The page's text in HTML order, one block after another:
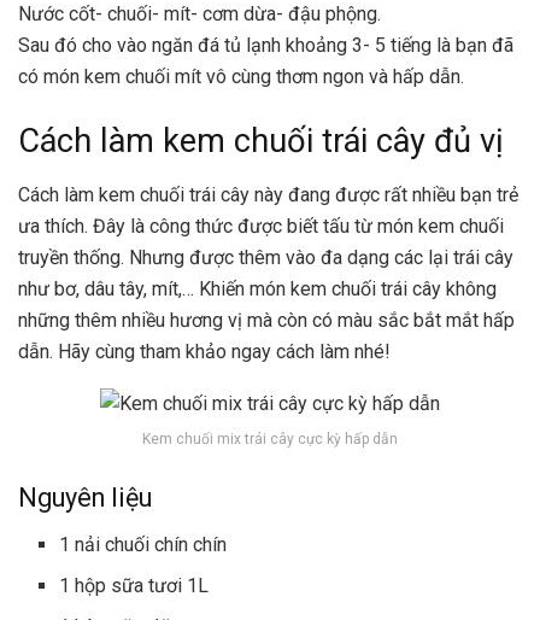
Nước cốt- chuối- mít- cơm dừa- đậu phộng.
Sau đó cho vào ngăn đá tủ lạnh khoảng 3- 5 tiếng là bạn đã
có món kem chuối mít vô cùng thơm ngon và hấp dẫn.
Cách làm kem chuối trái cây đủ vị
Cách làm kem chuối trái cây này đang được rất nhiều bạn trẻ
ưa thích. Đây là công thức được biết tấu từ món kem chuối
truyền thống. Nhưng được thêm vào đa dạng các lại trái cây
như bơ, dâu tây, mít,… Khiến món kem chuối trái cây không
những thêm nhiều hương vị mà còn có màu sắc bắt mắt hấp
dẫn. Hãy cùng tham khảo ngay cách làm nhé!
Kem chuối mix trái cây cực kỳ hấp dẫn
Nguyên liệu
1 nải chuối chín chín
1 hộp sữa tươi 1L